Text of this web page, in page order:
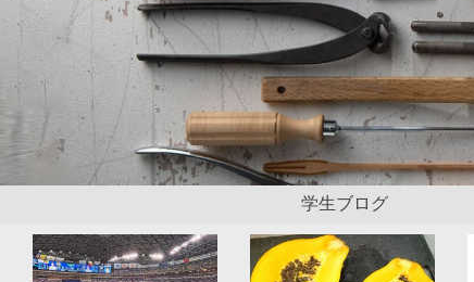
学生ブログ